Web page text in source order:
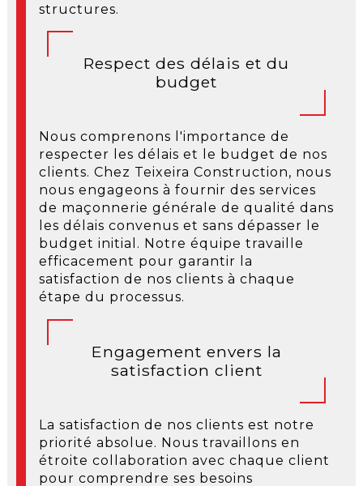
structures.
Respect des délais et du
budget
Nous comprenons l'importance de
respecter les délais et le budget de nos
clients. Chez Teixeira Construction, nous
nous engageons à fournir des services
de maçonnerie générale de qualité dans
les délais convenus et sans dépasser le
budget initial. Notre équipe travaille
efficacement pour garantir la
satisfaction de nos clients à chaque
étape du processus.
Engagement envers la
satisfaction client
La satisfaction de nos clients est notre
priorité absolue. Nous travaillons en
étroite collaboration avec chaque client
pour comprendre ses besoins